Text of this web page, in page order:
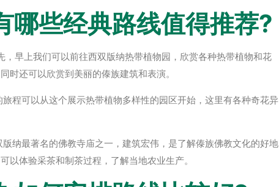
哪些经典路线值得推荐?
早上我们可以前往西双版纳热带植物园，欣赏各种热带植物和花
时还可以欣赏到美丽的傣族建筑和表演。
程可以从这个展示热带植物多样性的园区开始，这里有各种奇花异
纳最著名的佛教寺庙之一，建筑宏伟，是了解傣族佛教文化的好地
以体验采茶和制茶过程，了解当地农业生产。